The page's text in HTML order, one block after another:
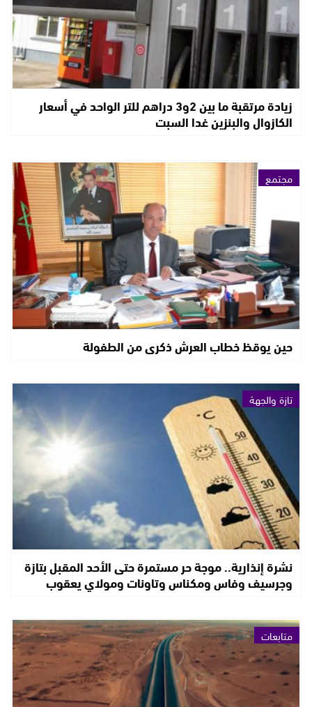
زيادة مرتقبة ما بين 2و3 دراهم للتر الواحد في أسعار
الكازوال والبنزين غدا السبت
مجتمع
حين يوقظ خطاب العرش ذكرى من الطفولة
تازة والجهة
نشرة إنذارية.. موجة حر مستمرة حتى الأحد المقبل بتازة
وجرسيف وفاس ومكناس وتاونات ومولاي يعقوب
متابعات